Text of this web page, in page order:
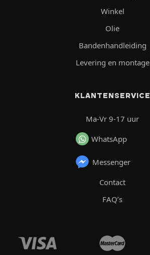
Winkel
Olie
Bandenhandleiding
Levering en montage
KLANTENSERVICE
Ma-Vr 9-17 uur
WhatsApp
Messenger
Contact
FAQ’s